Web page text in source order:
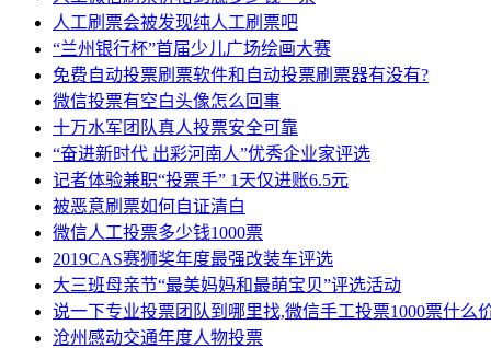
人工刷票会被发现纯人工刷票吧
“兰州银行杯”首届少儿广场绘画大赛
免费自动投票刷票软件和自动投票刷票器有没有?
微信投票有空白头像怎么回事
十万水军团队真人投票安全可靠
“奋进新时代 出彩河南人”优秀企业家评选
记者体验兼职“投票手” 1天仅进账6.5元
被恶意刷票如何自证清白
微信人工投票多少钱1000票
2019CAS赛狮奖年度最强改装车评选
大三班母亲节“最美妈妈和最萌宝贝”评选活动
说一下专业投票团队到哪里找,微信手工投票1000票什么
沧州感动交通年度人物投票